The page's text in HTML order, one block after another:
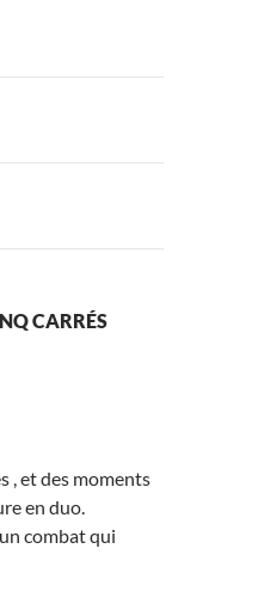
CARRÉS
, et des moments
en duo.
combat qui